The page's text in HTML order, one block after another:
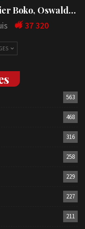
Boko, Oswald…
37 320
563
468
316
258
229
227
211